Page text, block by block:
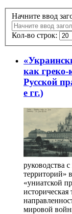
Начните ввод
Кол-во строк:
как греко-
Русской
е гг.)
руководства
территорий»
«униатской
историческая
мировой